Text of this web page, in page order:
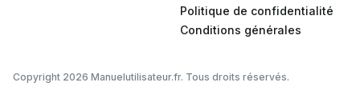
Politique de confidentialité
Conditions générales
Copyright 2026 Manuelutilisateur.fr. Tous droits réservés.